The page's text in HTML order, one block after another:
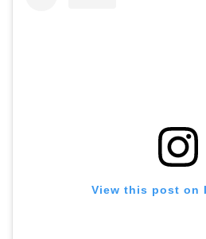
View this post on